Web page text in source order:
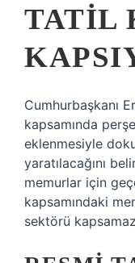
TATIL
Cumhurbaşkanı
kapsamında
eklenmesiyle
yaratılacağını
memurlar için
kapsamındaki
sektörü